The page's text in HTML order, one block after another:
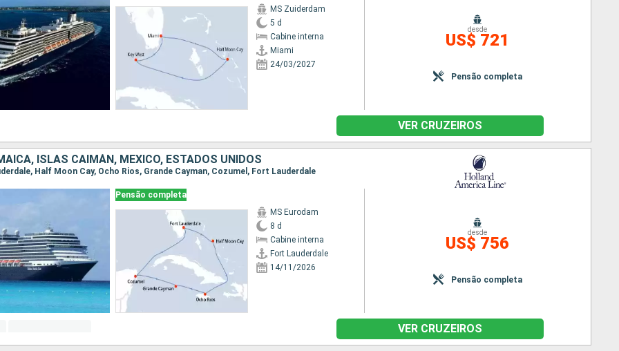
MS Zuiderdam
5 d
Cabine interna
Miami
24/03/2027
desde
US$ 721
Pensão completa
VER CRUZEIROS
ISLAS CAIMÁN, MÉXICO, ESTADOS UNIDOS
Half Moon Cay, Ocho Rios, Grande Cayman, Cozumel, Fort Lauderdale
Pensão completa
MS Eurodam
8 d
Cabine interna
Fort Lauderdale
14/11/2026
desde
US$ 756
Pensão completa
VER CRUZEIROS